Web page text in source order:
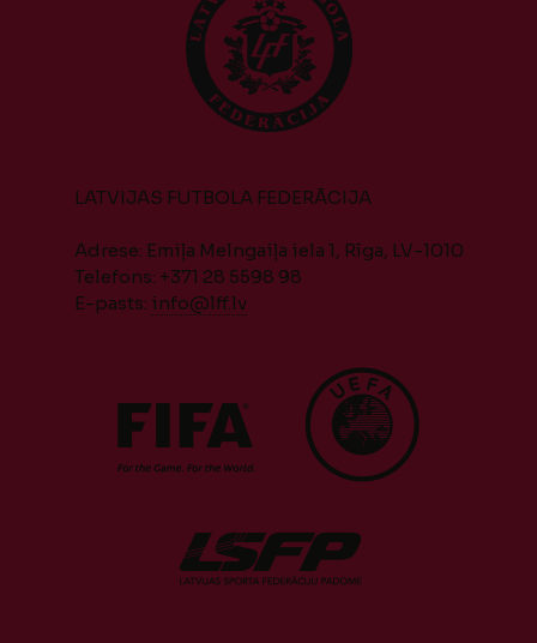
LATVIJAS FUTBOLA FEDERĀCIJA
Adrese: Emiļa Melngaiļa iela 1, Rīga, LV-1010
Telefons: +371 28 5598 98
E-pasts: info@lff.lv